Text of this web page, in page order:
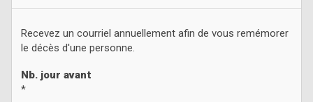
Recevez un courriel annuellement afin de vous remémorer
le décès d'une personne.
Nb. jour avant
*